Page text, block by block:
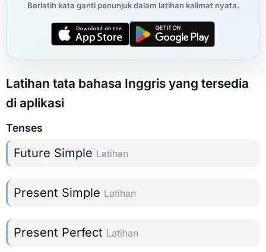
Berlatih kata ganti penunjuk dalam latihan kalimat nyata.
Latihan tata bahasa Inggris yang tersedia
di aplikasi
Tenses
Future Simple Latihan
Present Simple Latihan
Present Perfect Latihan